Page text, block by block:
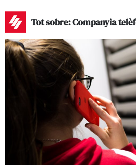
Tot sobre: Companyia